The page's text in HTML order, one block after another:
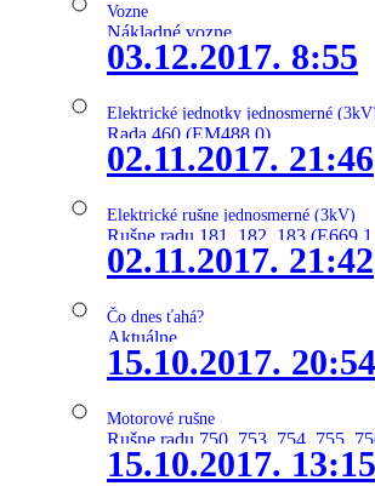
Vozne
Nákladné vozne
03.12.2017. 8:55
Elektrické jednotky jednosmerné
Rada 460 (EM488.0)
02.11.2017. 21:46
Elektrické rušne jednosmerné (3kV)
Rušne radu 181, 182, 183
02.11.2017. 21:42
Čo dnes ťahá?
Aktuálne
15.10.2017. 20:54
Motorové rušne
Rušne radu 750, 753, 754, 755,
15.10.2017. 13:15